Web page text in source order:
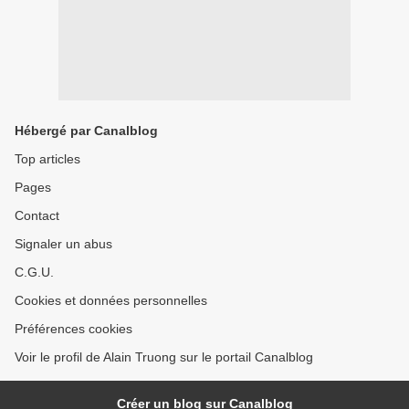
Hébergé par Canalblog
Top articles
Pages
Contact
Signaler un abus
C.G.U.
Cookies et données personnelles
Préférences cookies
Voir le profil de Alain Truong sur le portail Canalblog
Créer un blog sur Canalblog